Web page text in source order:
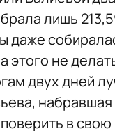
лишь
даже
этого не
двух дней
набравшая
в